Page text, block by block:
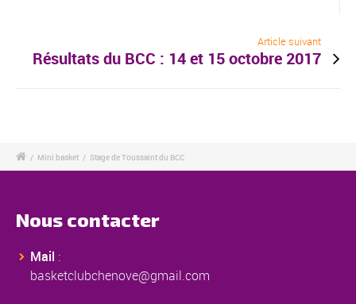
Article suivant
Résultats du BCC : 14 et 15 octobre 2017
/ Mini basket / Stage de Toussaint du BCC
Nous contacter
Mail :
basketclubchenove@gmail.com